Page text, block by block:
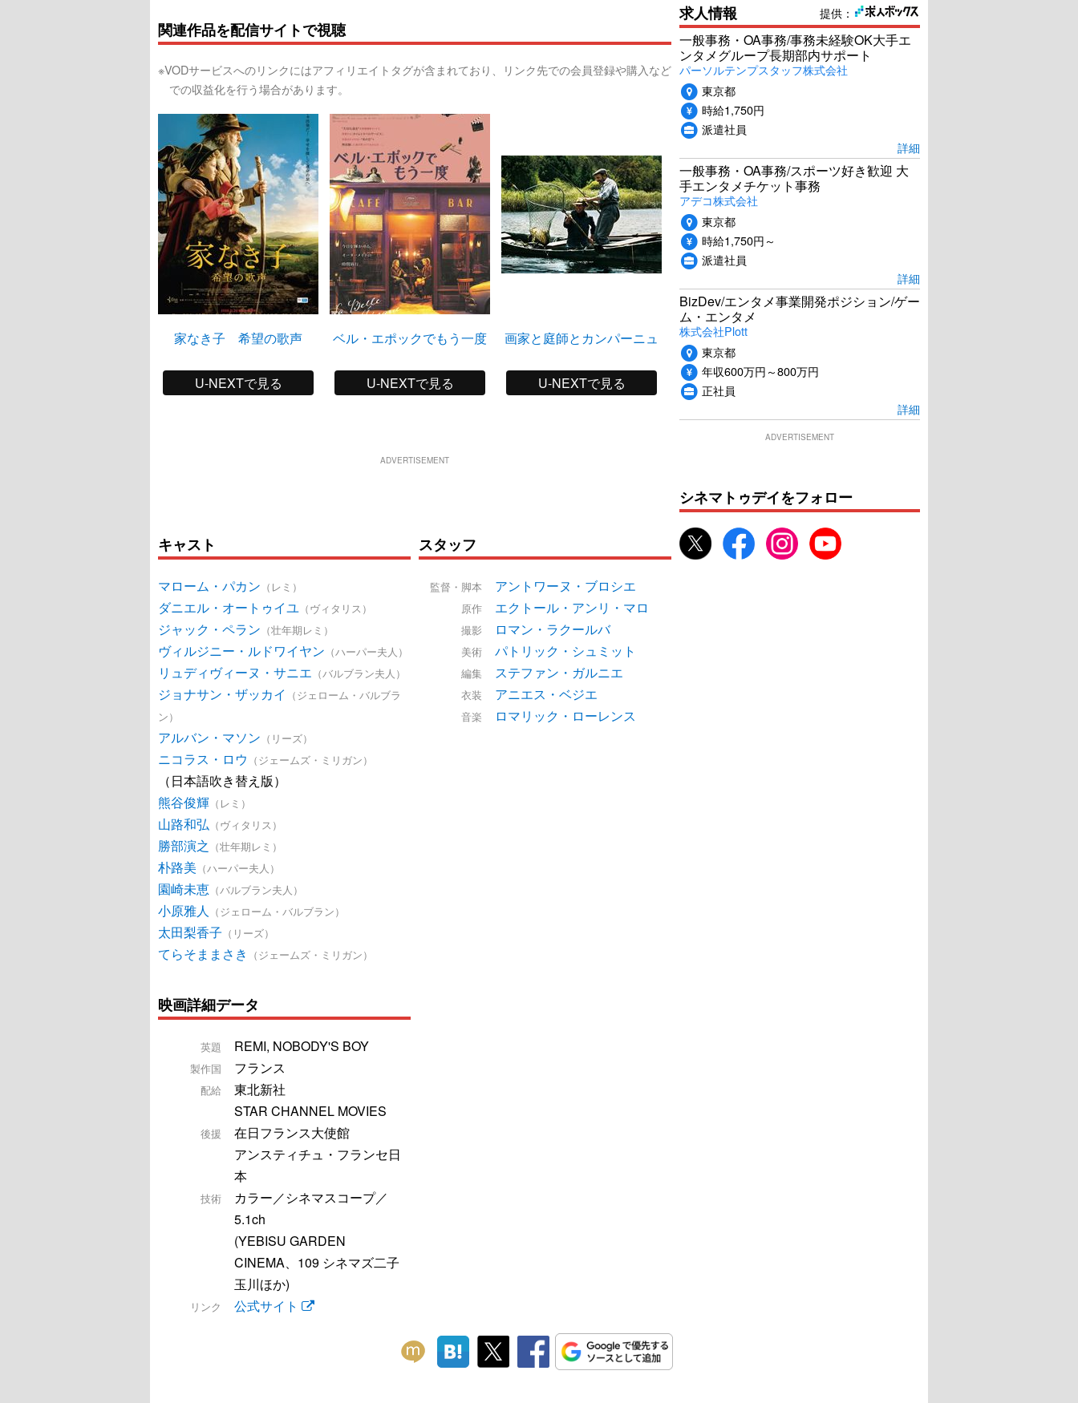
関連作品を配信サイトで視聴
※VODサービスへのリンクにはアフィリエイトタグが含まれており、リンク先での会員登録や購入など
での収益化を行う場合があります。
家なき子 希望の歌声
U-NEXTで見る
ベル・エポックでもう一度
U-NEXTで見る
画家と庭師とカンパーニュ
U-NEXTで見る
あるいは裏切りという名の
U-NEXTで見る
ADVERTISEMENT
キャスト
マローム・パカン （レミ）
ダニエル・オートゥイユ （ヴィタリス）
ジャック・ペラン （壮年期レミ）
ヴィルジニー・ルドワイヤン （ハーパー夫人）
リュディヴィーヌ・サニエ （バルブラン夫人）
ジョナサン・ザッカイ （ジェローム・バルブラ
ン）
アルバン・マソン （リーズ）
ニコラス・ロウ （ジェームズ・ミリガン）
（日本語吹き替え版）
熊谷俊輝 （レミ）
山路和弘 （ヴィタリス）
勝部演之 （壮年期レミ）
朴路美 （ハーパー夫人）
園崎未恵 （バルブラン夫人）
小原雅人 （ジェローム・バルブラン）
太田梨香子 （リーズ）
てらそままさき （ジェームズ・ミリガン）
スタッフ
監督・脚本 アントワーヌ・ブロシエ
原作 エクトール・アンリ・マロ
撮影 ロマン・ラクールバ
美術 パトリック・シュミット
編集 ステファン・ガルニエ
衣装 アニエス・ベジエ
音楽 ロマリック・ローレンス
映画詳細データ
英題 REMI, NOBODY'S BOY
製作国 フランス
配給
東北新社
STAR CHANNEL MOVIES
後援
在日フランス大使館
アンスティチュ・フランセ日
本
技術
カラー／シネマスコープ／
5.1ch
(YEBISU GARDEN
CINEMA、109 シネマズ二子
玉川ほか)
リンク 公式サイト
提供：
求人情報
一般事務・OA事務/事務未経験OK大手エ
ンタメグループ長期部内サポート
パーソルテンプスタッフ株式会社
東京都
時給1,750円
派遣社員
詳細
一般事務・OA事務/スポーツ好き歓迎 大
手エンタメチケット事務
アデコ株式会社
東京都
時給1,750円～
派遣社員
詳細
BizDev/エンタメ事業開発ポジション/ゲー
ム・エンタメ
株式会社Plott
東京都
年収600万円～800万円
正社員
詳細
ADVERTISEMENT
シネマトゥデイをフォロー